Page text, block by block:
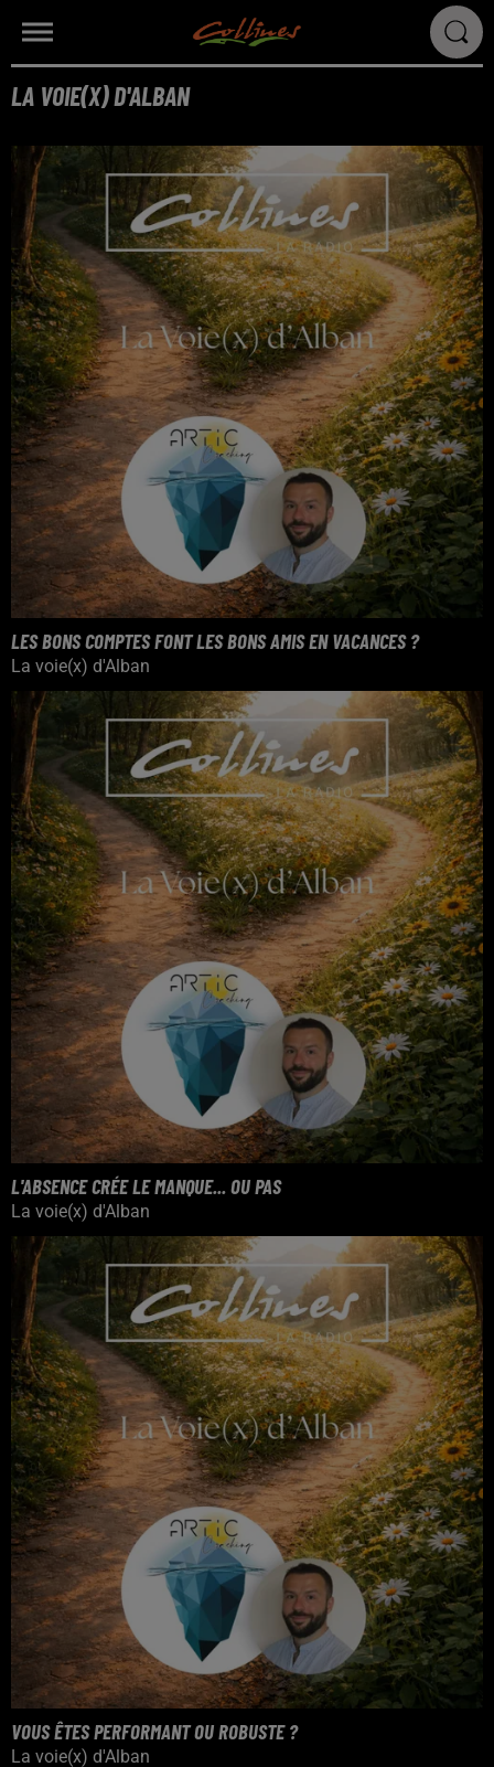
LA VOIE(X) D'ALBAN
LES BONS COMPTES FONT LES BONS AMIS EN VACANCES ?
La voie(x) d'Alban
L'ABSENCE CRÉE LE MANQUE... OU PAS
La voie(x) d'Alban
VOUS ÊTES PERFORMANT OU ROBUSTE ?
La voie(x) d'Alban